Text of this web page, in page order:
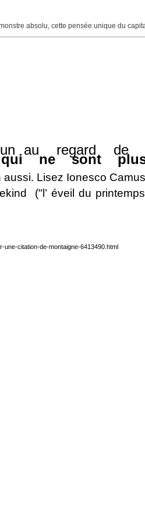
absolu, cette pensée unique du
au regard
qui ne sont
Lisez Ionesco
("l’ éveil du
une-citation-de-montaigne-6413490.html